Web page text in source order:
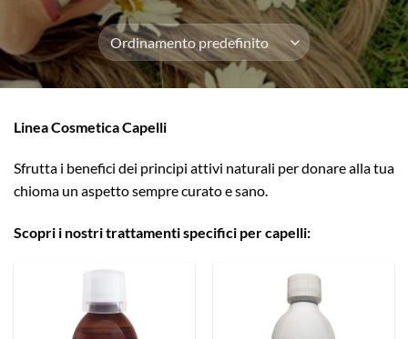
Linea Cosmetica Capelli
Sfrutta i benefici dei principi attivi naturali per donare alla tua
chioma un aspetto sempre curato e sano.
Scopri i nostri trattamenti specifici per capelli: